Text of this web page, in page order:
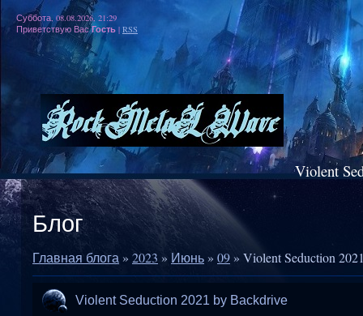
Суббота, 08.08.2026, 21:29
Приветствую Вас Гость | RSS
Violent
Блог
Главная блога » 2023 » Июнь» 09 » Violent Seduction
Violent Seduction 2021 by Backdrive